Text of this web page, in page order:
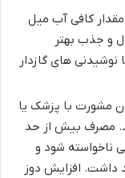
کافی آب میل
و جذب بهتر
های گازدار
مشورت با پزشک یا
مصرف بیش از حد
ناخواسته شود و
داشت. افزایش دوز